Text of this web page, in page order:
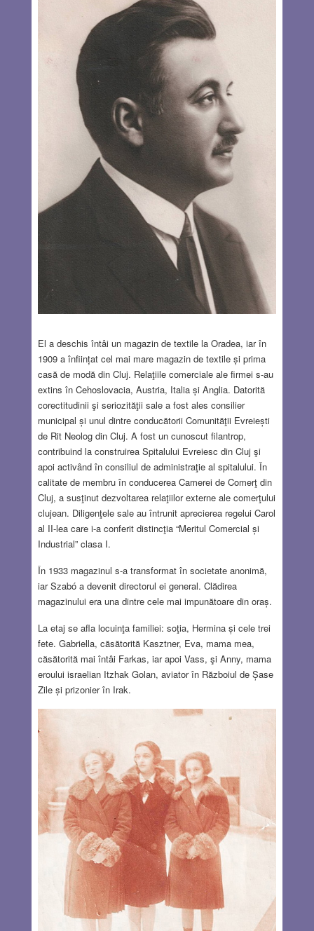
El a deschis întâi un magazin de textile la Oradea, iar în
1909 a înființat cel mai mare magazin de textile și prima
casă de modă din Cluj. Relaţiile comerciale ale firmei s-au
extins în Cehoslovacia, Austria, Italia și Anglia. Datorită
corectitudinii şi seriozităţii sale a fost ales consilier
municipal și unul dintre conducătorii Comunităţii Evreiești
de Rit Neolog din Cluj. A fost un cunoscut filantrop,
contribuind la construirea Spitalului Evreiesc din Cluj şi
apoi activând în consiliul de administraţie al spitalului. În
calitate de membru în conducerea Camerei de Comerţ din
Cluj, a susţinut dezvoltarea relaţiilor externe ale comerţului
clujean. Diligenţele sale au întrunit aprecierea regelui Carol
al II-lea care i-a conferit distincţia “Meritul Comercial și
Industrial” clasa I.
În 1933 magazinul s-a transformat în societate anonimă,
iar Szabó a devenit directorul ei general. Clădirea
magazinului era una dintre cele mai impunătoare din oraș.
La etaj se afla locuinţa familiei: soţia, Hermina și cele trei
fete. Gabriella, căsătorită Kasztner, Eva, mama mea,
căsătorită mai întâi Farkas, iar apoi Vass, şi Anny, mama
eroului israelian Itzhak Golan, aviator în Războiul de Șase
Zile și prizonier în Irak.